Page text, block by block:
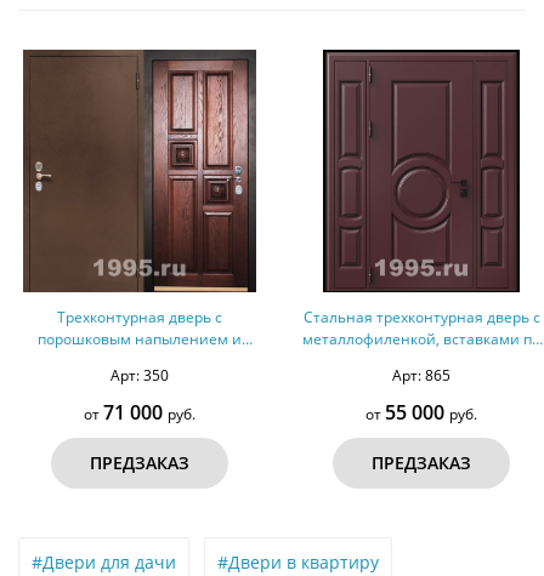
Трехконтурная дверь с
порошковым напылением и
Арт: 350
от71 000 руб.
ПРЕДЗАКАЗ
Стальная трехконтурная дверь с
металлофиленкой, вставками по
напылением RAL 3007 (тип №5)
Арт: 865
от 55 000 руб.
ПРЕДЗАКАЗ
#Двери для дачи #Двери в квартиру